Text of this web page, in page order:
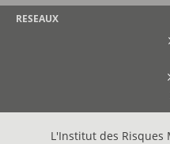
RESEAUX
L'Institut des Risques